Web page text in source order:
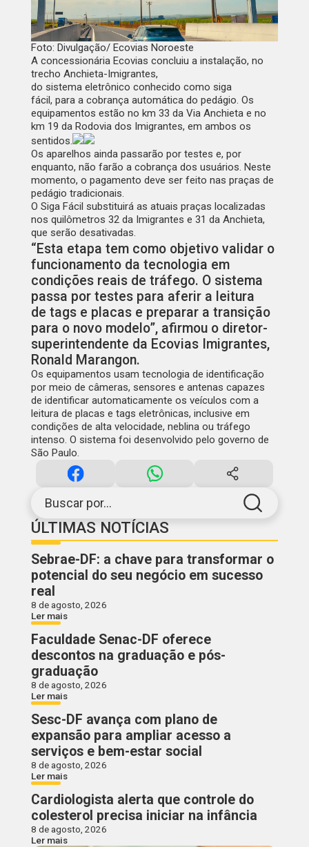
Buscar por...
ÚLTIMAS NOTÍCIAS
Sebrae-DF: a chave para transformar o
potencial do seu negócio em sucesso
real
8 de agosto, 2026
Ler mais
Faculdade Senac-DF oferece
descontos na graduação e pós-
graduação
8 de agosto, 2026
Ler mais
Sesc-DF avança com plano de
expansão para ampliar acesso a
serviços e bem-estar social
8 de agosto, 2026
Ler mais
Cardiologista alerta que controle do
colesterol precisa iniciar na infância
8 de agosto, 2026
Ler mais
Foto: Divulgação/ Ecovias Noroeste
A concessionária Ecovias concluiu a instalação, no
trecho Anchieta-Imigrantes,
do sistema eletrônico conhecido como siga
fácil, para a cobrança automática do pedágio. Os
equipamentos estão no km 33 da Via Anchieta e no
km 19 da Rodovia dos Imigrantes, em ambos os
sentidos.
Os aparelhos ainda passarão por testes e, por
enquanto, não farão a cobrança dos usuários. Neste
momento, o pagamento deve ser feito nas praças de
pedágio tradicionais.
O Siga Fácil substituirá as atuais praças localizadas
nos quilômetros 32 da Imigrantes e 31 da Anchieta,
que serão desativadas.
“Esta etapa tem como objetivo validar o
funcionamento da tecnologia em
condições reais de tráfego. O sistema
passa por testes para aferir a leitura
de tags e placas e preparar a transição
para o novo modelo”, afirmou o diretor-
superintendente da Ecovias Imigrantes,
Ronald Marangon.
Os equipamentos usam tecnologia de identificação
por meio de câmeras, sensores e antenas capazes
de identificar automaticamente os veículos com a
leitura de placas e tags eletrônicas, inclusive em
condições de alta velocidade, neblina ou tráfego
intenso. O sistema foi desenvolvido pelo governo de
São Paulo.